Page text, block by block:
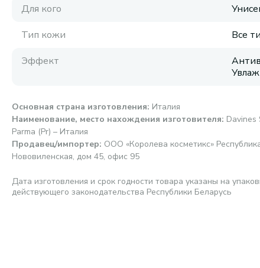
Для кого
Тип кожи
Все
Эффект
Основная страна изготовления: Италия
Наименование, место нахождения изготовителя: Davines
Parma (Pr) – Италия
Продавец/импортер: ООО «Королева косметикс»
Нововиленская, дом 45, офис 95
Дата изготовления и срок годности товара указаны на
действующего законодательства Республики Беларусь